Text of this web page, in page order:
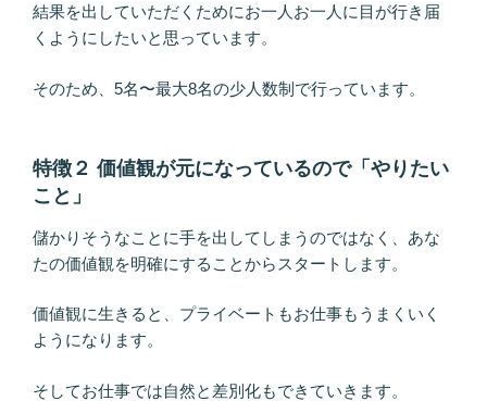
結果を出していただくためにお一人お一人に目が行き届
くようにしたいと思っています。
そのため、5名〜最大8名の少人数制で行っています。
特徴２ 価値観が元になっているので「やりたい
こと」
儲かりそうなことに手を出してしまうのではなく、あな
たの価値観を明確にすることからスタートします。
価値観に生きると、プライベートもお仕事もうまくいく
ようになります。
そしてお仕事では自然と差別化もできていきます。